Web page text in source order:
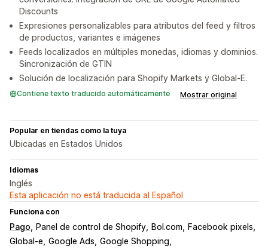
Discounts
Expresiones personalizables para atributos del feed y filtros
de productos, variantes e imágenes
Feeds localizados en múltiples monedas, idiomas y dominios.
Sincronización de GTIN
Solución de localización para Shopify Markets y Global-E.
Contiene texto traducido automáticamente Mostrar original
Popular en tiendas como la tuya
Ubicadas en Estados Unidos
Idiomas
Inglés
Esta aplicación no está traducida al Español
Funciona con
Pago Panel de control de Shopify Bol.com Facebook pixels
Global-e Google Ads Google Shopping